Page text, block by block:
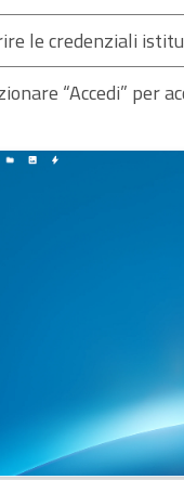
le credenziali
“Accedi” per